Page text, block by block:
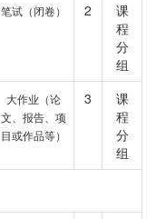
笔试（闭卷） 2
课
程
分
组
大作业（论
文、报告、项
目或作品等）
3
课
程
分
组